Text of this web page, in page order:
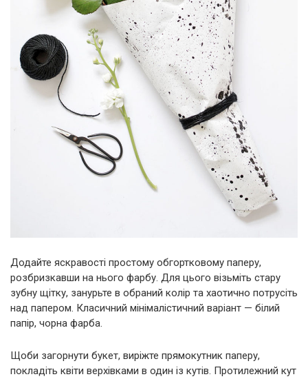
Додайте яскравості простому обгортковому паперу,
розбризкавши на нього фарбу. Для цього візьміть стару
зубну щітку, занурьте в обраний колір та хаотично потрусіть
над папером. Класичний мінімалістичний варіант — білий
папір, чорна фарба.
Щоби загорнути букет, виріжте прямокутник паперу,
покладіть квіти верхівками в один із кутів. Протилежний кут